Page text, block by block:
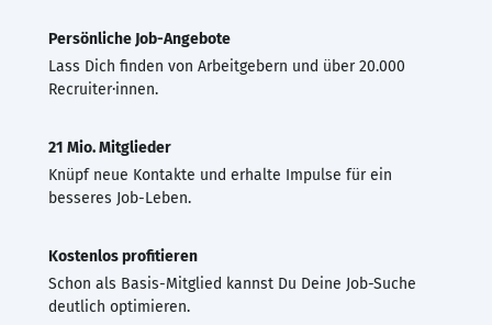
Persönliche Job-Angebote
Lass Dich finden von Arbeitgebern und über 20.000
Recruiter·innen.
21 Mio. Mitglieder
Knüpf neue Kontakte und erhalte Impulse für ein
besseres Job-Leben.
Kostenlos profitieren
Schon als Basis-Mitglied kannst Du Deine Job-Suche
deutlich optimieren.